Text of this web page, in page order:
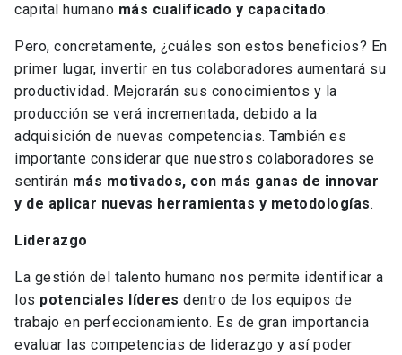
capital humano más cualificado y capacitado.
Pero, concretamente, ¿cuáles son estos beneficios? En
primer lugar, invertir en tus colaboradores aumentará su
productividad. Mejorarán sus conocimientos y la
producción se verá incrementada, debido a la
adquisición de nuevas competencias. También es
importante considerar que nuestros colaboradores se
sentirán más motivados, con más ganas de innovar
y de aplicar nuevas herramientas y metodologías.
Liderazgo
La gestión del talento humano nos permite identificar a
los potenciales líderes dentro de los equipos de
trabajo en perfeccionamiento. Es de gran importancia
evaluar las competencias de liderazgo y así poder